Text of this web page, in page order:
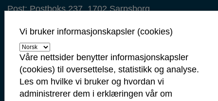
Post: Postboks 237, 1702 Sarpsborg
Faktura: Postboks 505, 1703 Sarpsborg
Org.nr: 938 801 363
Kommunenummer: 3105
Min side
Ansattportal
Vi bruker informasjonskapsler (cookies)
Våre nettsider benytter informasjonskapsler
(cookies) til oversettelse, statistikk og analyse.
Les om hvilke vi bruker og hvordan vi
administrerer dem i erklæringen vår om